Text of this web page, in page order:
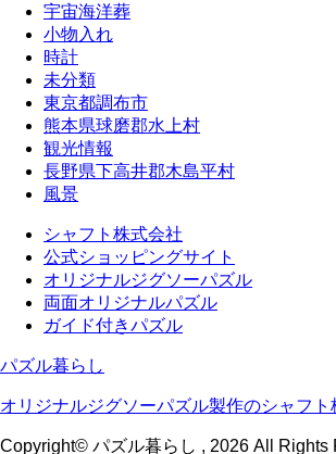
宇宙海洋葬
小物入れ
時計
未分類
東京都調布市
熊本県球磨郡水上村
観光情報
長野県下高井郡木島平村
風景
シャフト株式会社
公式ショッピングサイト
オリジナルジグソーパズル
両面オリジナルパズル
ガイド付きパズル
パズル暮らし
オリジナルジグソーパズル製作のシャフ
Copyright© パズル暮らし , 2026 All Rights